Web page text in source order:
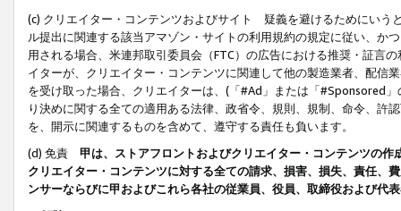
(c) クリエイター・コンテンツおよびサイト 疑義を避けるためにいう
ル提出に関連する該当アマゾン・サイトの利用規約の規定に従い、か
用される場合、米連邦取引委員会（FTC）の広告における推奨・証言
イターが、クリエイター・コンテンツに関連して他の製造業者、配信
を受け取った場合、クリエイターは、(「#Ad」または「#Sponsored
り決めに関する全ての適用ある法律、政省令、規則、規制、命令、許
を、開示に関連するものを含めて、遵守する責任も負います。
(d) 免責 甲は、ストアフロントおよびクリエイター・コンテンツの
クリエイター・コンテンツに対する全ての請求、損害、損失、責任、
ンサーならびに甲およびこれら各社の従業員、役員、取締役および代